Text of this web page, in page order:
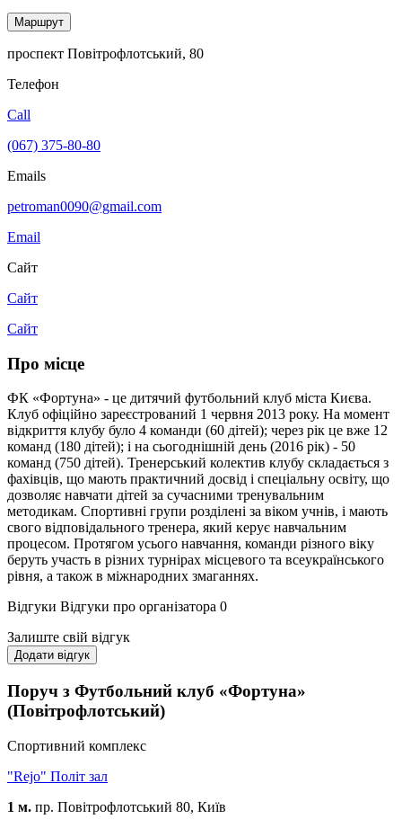
Маршрут
проспект Повітрофлотський, 80
Телефон
Call
(067) 375-80-80
Emails
petroman0090@gmail.com
Email
Сайт
Сайт
Сайт
Про місце
ФК «Фортуна» - це дитячий футбольний клуб міста Києва.
Клуб офіційно зареєстрований 1 червня 2013 року. На момент
відкриття клубу було 4 команди (60 дітей); через рік це вже 12
команд (180 дітей); і на сьогоднішній день (2016 рік) - 50
команд (750 дітей). Тренерський колектив клубу складається з
фахівців, що мають практичний досвід і спеціальну освіту, що
дозволяє навчати дітей за сучасними тренувальним
методикам. Спортивні групи розділені за віком учнів, і мають
свого відповідального тренера, який керує навчальним
процесом. Протягом усього навчання, команди різного віку
беруть участь в різних турнірах місцевого та всеукраїнського
рівня, а також в міжнародних змаганнях.
Відгуки Відгуки про організатора 0
Залиште свій відгук
Додати відгук
Поруч з Футбольний клуб «Фортуна»
(Повітрофлотський)
Спортивний комплекс
"Rejo" Політ зал
1 м. пр. Повітрофлотський 80, Київ